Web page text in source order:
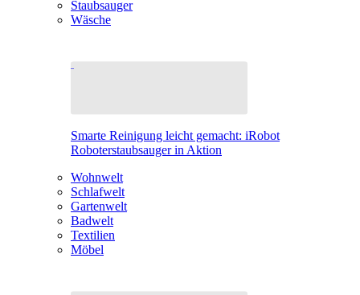
Staubsauger
Wäsche
Smarte Reinigung leicht gemacht: iRobot
Roboterstaubsauger in Aktion
Wohnwelt
Schlafwelt
Gartenwelt
Badwelt
Textilien
Möbel